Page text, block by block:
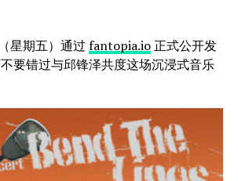
星期五）通过 fantopia.io正式公开发
要错过与邱锋泽共度这场沉浸式音乐